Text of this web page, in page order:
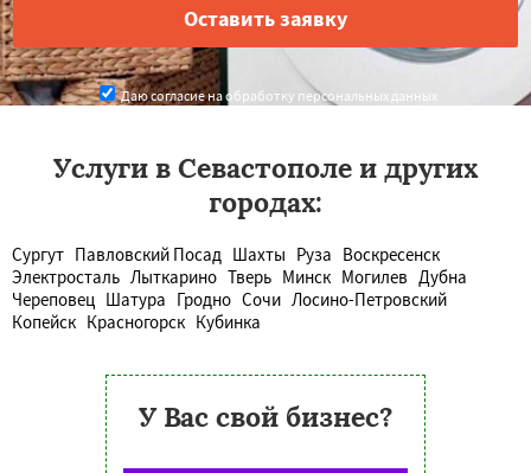
Даю согласие на обработку персональных данных
Услуги в Севастополе и других
городах:
Сургут Павловский Посад Шахты Руза Воскресенск
Электросталь Лыткарино Тверь Минск Могилев Дубна
Череповец Шатура Гродно Сочи Лосино-Петровский
Копейск Красногорск Кубинка
У Вас свой бизнес?